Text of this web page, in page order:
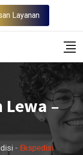
Layanan
Lewa –
- Ekspedisi